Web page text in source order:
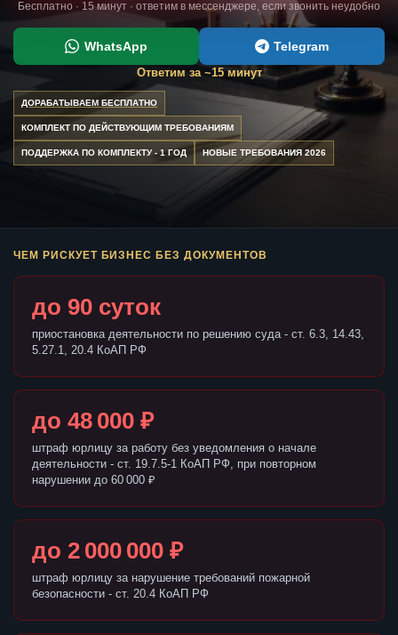
Бесплатно · 15 минут · ответим в мессенджере, если звонить неудобно
WhatsApp Telegram
Ответим за ~15 минут
ДОРАБАТЫВАЕМ БЕСПЛАТНО
КОМПЛЕКТ ПО ДЕЙСТВУЮЩИМ ТРЕБОВАНИЯМ
ПОДДЕРЖКА ПО КОМПЛЕКТУ - 1 ГОД НОВЫЕ ТРЕБОВАНИЯ 2026
ЧЕМ РИСКУЕТ БИЗНЕС БЕЗ ДОКУМЕНТОВ
до 90 суток
приостановка деятельности по решению суда - ст. 6.3, 14.43,
5.27.1, 20.4 КоАП РФ
до 48 000 ₽
штраф юрлицу за работу без уведомления о начале
деятельности - ст. 19.7.5-1 КоАП РФ, при повторном
нарушении до 60 000 ₽
до 2 000 000 ₽
штраф юрлицу за нарушение требований пожарной
безопасности - ст. 20.4 КоАП РФ